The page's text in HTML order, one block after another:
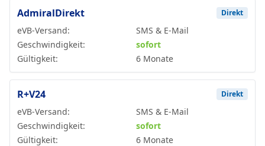
AdmiralDirekt Direkt
eVB-Versand:
SMS & E-Mail
Geschwindigkeit:
sofort
Gültigkeit:
6 Monate
R+V24 Direkt
eVB-Versand:
SMS & E-Mail
Geschwindigkeit:
sofort
Gültigkeit:
6 Monate